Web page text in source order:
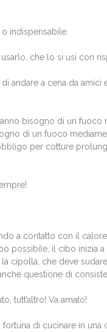
indispensabile.
che lo si usi con
andare a cena da amici
bisogno di un fuoco
di un fuoco
per cotture
a contatto con il
possibile, il cibo inizia
cipolla, che deve
questione di
tutt’altro! Va amato!
di cucinare in una